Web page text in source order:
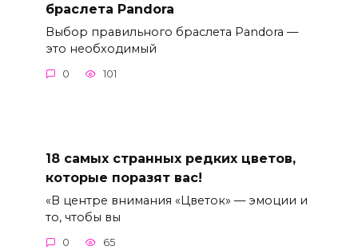
браслета Pandora
Выбор правильного браслета Pandora —
это необходимый
0 101
18 самых странных редких цветов,
которые поразят вас!
«В центре внимания «Цветок» — эмоции и
то, чтобы вы
0 65